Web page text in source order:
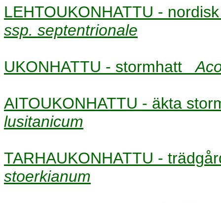
LEHTOUKONHATTU -
ssp. septentrionale
UKONHATTU - stormhatt
AITOUKONHATTU - äkta
lusitanicum
TARHAUKONHATTU -
stoerkianum